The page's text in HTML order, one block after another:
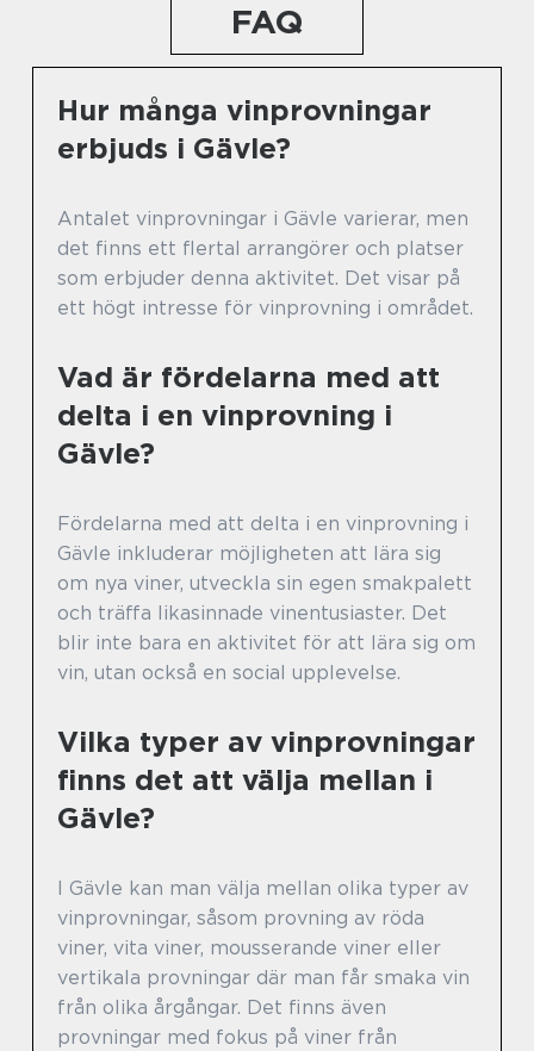
FAQ
Hur många vinprovningar
erbjuds i Gävle?
Antalet vinprovningar i Gävle varierar, men
det finns ett flertal arrangörer och platser
som erbjuder denna aktivitet. Det visar på
ett högt intresse för vinprovning i området.
Vad är fördelarna med att
delta i en vinprovning i
Gävle?
Fördelarna med att delta i en vinprovning i
Gävle inkluderar möjligheten att lära sig
om nya viner, utveckla sin egen smakpalett
och träffa likasinnade vinentusiaster. Det
blir inte bara en aktivitet för att lära sig om
vin, utan också en social upplevelse.
Vilka typer av vinprovningar
finns det att välja mellan i
Gävle?
I Gävle kan man välja mellan olika typer av
vinprovningar, såsom provning av röda
viner, vita viner, mousserande viner eller
vertikala provningar där man får smaka vin
från olika årgångar. Det finns även
provningar med fokus på viner från